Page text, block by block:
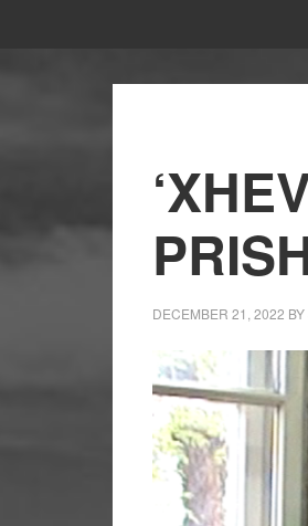
DECEMBER 21, 2022 BY